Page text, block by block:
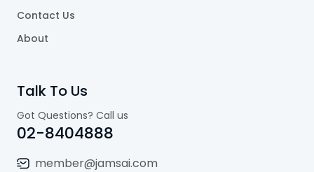
Contact Us
About
Talk To Us
Got Questions? Call us
02-8404888
member@jamsai.com